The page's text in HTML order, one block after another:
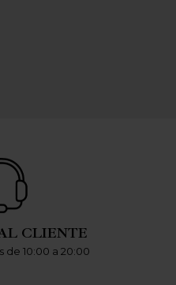
CLIENTE
de 10:00 a 20:00